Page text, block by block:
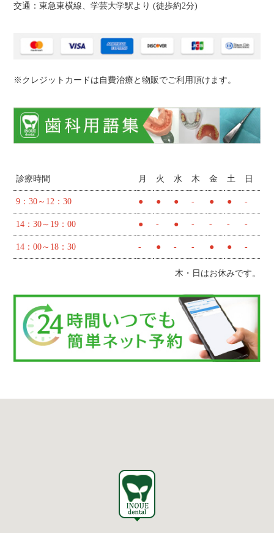
交通：東急東横線、学芸大学駅より (徒歩約2分)
※クレジットカードは自費治療と物販でご利用頂けます。
診療時間 月 火 水 木 金 土 日
9：30～12：30 ● ● ● - ● ● -
14：30～19：00 ● - ● - - - -
14：00～18：30 - ● - - ● ● -
木・日はお休みです。